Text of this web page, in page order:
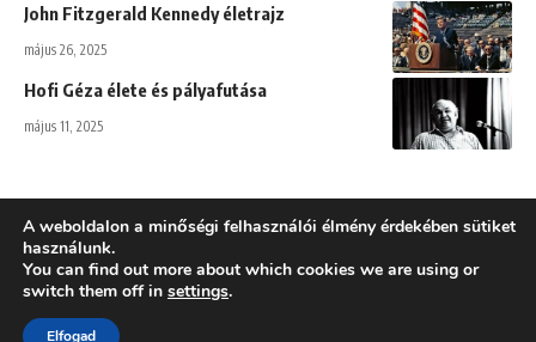
John Fitzgerald Kennedy életrajz
május 26, 2025
Hofi Géza élete és pályafutása
május 11, 2025
Töri-infó - 2025 - Minden jog fenntartva! - Történelem, történelmi
Adatkezelési tájékoztató
A weboldalon a minőségi felhasználói élmény érdekében sütiket
használunk.
You can find out more about which cookies we are using or
switch them off in settings.
Elfogad